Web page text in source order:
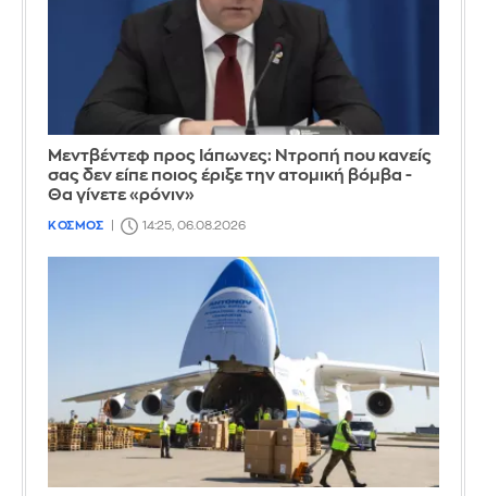
Μεντβέντεφ προς Ιάπωνες: Ντροπή που κανείς
σας δεν είπε ποιος έριξε την ατομική βόμβα -
Θα γίνετε «ρόνιν»
ΚΟΣΜΟΣ 14:25, 06.08.2026